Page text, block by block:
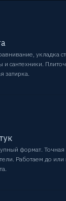
укладка
и сантехники.
затирка.
формат.
Работаем до или